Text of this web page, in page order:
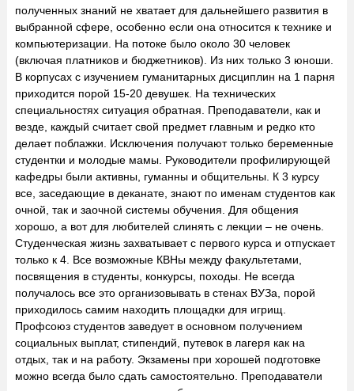
полученных знаний не хватает для дальнейшего развития в
выбранной сфере, особенно если она относится к технике и
компьютеризации. На потоке было около 30 человек
(включая платников и бюджетников). Из них только 3 юноши.
В корпусах с изучением гуманитарных дисциплин на 1 парня
приходится порой 15-20 девушек. На технических
специальностях ситуация обратная. Преподаватели, как и
везде, каждый считает свой предмет главным и редко кто
делает поблажки. Исключения получают только беременные
студентки и молодые мамы. Руководители профилирующей
кафедры были активны, гуманны и общительны. К 3 курсу
все, заседающие в деканате, знают по именам студентов как
очной, так и заочной системы обучения. Для общения
хорошо, а вот для любителей слинять с лекции – не очень.
Студенческая жизнь захватывает с первого курса и отпускает
только к 4. Все возможные КВНы между факультетами,
посвящения в студенты, конкурсы, походы. Не всегда
получалось все это организовывать в стенах ВУЗа, порой
приходилось самим находить площадки для игрищ.
Профсоюз студентов заведует в основном получением
социальных выплат, стипендий, путевок в лагеря как на
отдых, так и на работу. Экзамены при хорошей подготовке
можно всегда было сдать самостоятельно. Преподаватели